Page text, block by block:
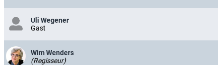
Uli Wegener
Gast
Wim Wenders
(Regisseur)